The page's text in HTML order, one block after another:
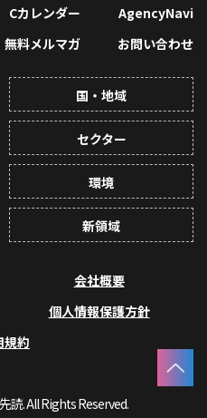
Cカレンダー
AgencyNavi
無料メルマガ
お問い合わせ
国・地域
セクター
環境
新領域
会社概要
個人情報保護方針
規約
読. All Rights Reserved.